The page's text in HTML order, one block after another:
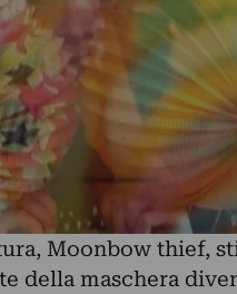
Moonbow thief,
della maschera